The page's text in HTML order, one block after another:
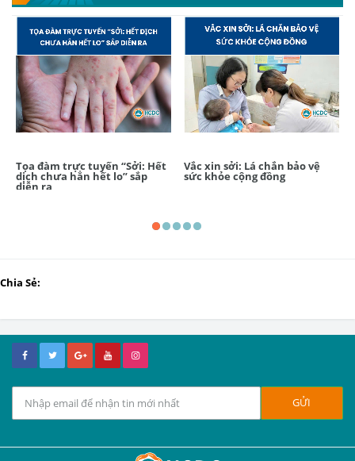
Tọa đàm trực tuyến “Sởi: Hết
dịch chưa hẳn hết lo” sắp
diễn ra
Vắc xin sởi: Lá chắn bảo vệ
sức khỏe cộng đồng
Chia Sẻ: